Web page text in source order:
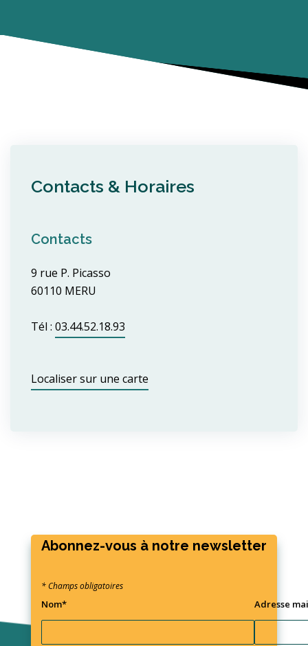
Contacts & Horaires
Contacts
9 rue P. Picasso
60110 MERU
Tél : 03.44.52.18.93
Localiser sur une carte
Abonnez-vous à notre newsletter
* Champs obligatoires
Nom* Adresse